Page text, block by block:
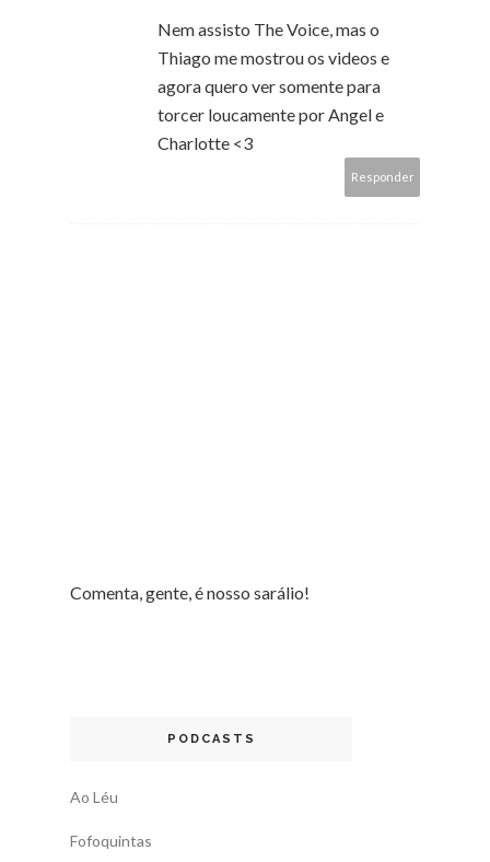
Nem assisto The Voice, mas o
Thiago me mostrou os videos e
agora quero ver somente para
torcer loucamente por Angel e
Charlotte <3
Responder
Comenta, gente, é nosso sarálio!
PODCASTS
Ao Léu
Fofoquintas